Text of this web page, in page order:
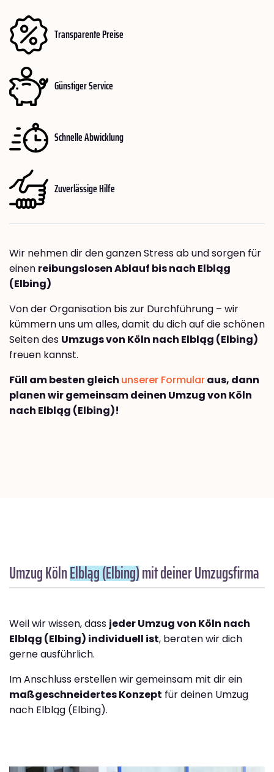
Transparente Preise
Günstiger Service
Schnelle Abwicklung
Zuverlässige Hilfe
Wir nehmen dir den ganzen Stress ab und sorgen für
einen reibungslosen Ablauf bis nach Elbląg
(Elbing)
Von der Organisation bis zur Durchführung – wir
kümmern uns um alles, damit du dich auf die schönen
Seiten des Umzugs von Köln nach Elbląg (Elbing)
freuen kannst.
Füll am besten gleich unserer Formularaus, dann
planen wir gemeinsam deinen Umzug von Köln
nach Elbląg (Elbing)!
Umzug KölnElbląg (Elbing)mit deiner Umzugsfirma
Weil wir wissen, dass jeder Umzug von Köln nach
Elbląg (Elbing) individuell ist, beraten wir dich
gerne ausführlich.
Im Anschluss erstellen wir gemeinsam mit dir ein
maßgeschneidertes Konzept für deinen Umzug
nach Elbląg (Elbing).